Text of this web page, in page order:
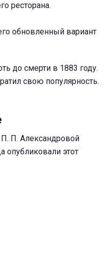
ресторана.
обновленный вариант
до смерти в 1883 году.
свою популярность.
П. Александровой
опубликовали этот